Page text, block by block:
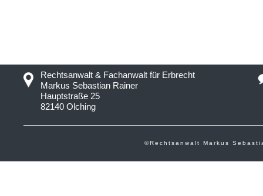
Rechtsanwalt & Fachanwalt für Erbrecht
Markus Sebastian Rainer
Hauptstraße 25
82140 Olching
©Rechtsanwalt Markus